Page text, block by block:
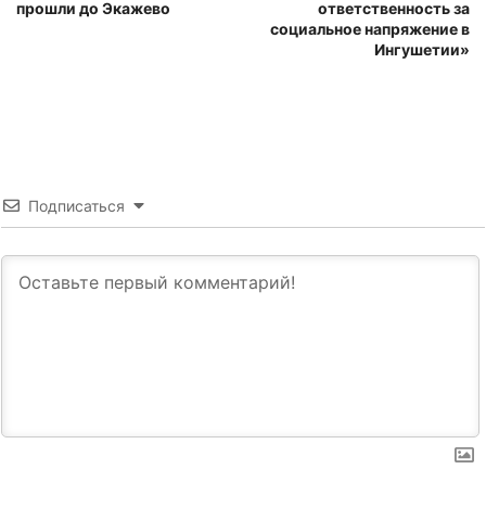
прошли до Экажево
ответственность за
социальное напряжение в
Ингушетии»
Подписаться